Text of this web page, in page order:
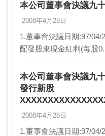
本公司董事會決議九
2008年4月28日
1.董事會決議日期:97/
配發股東現金紅利(每股
本公司董事會決議九
發行新股
2008年4月28日
1.董事會決議日期:97/04/